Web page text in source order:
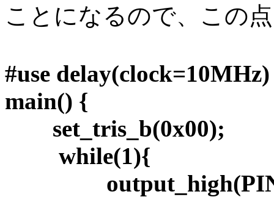
ことになるので、この
#use delay(clock=10MHz)
main() {
set_tris_b(0x00);
while(1){